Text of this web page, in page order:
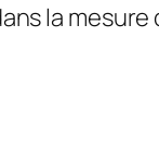
la